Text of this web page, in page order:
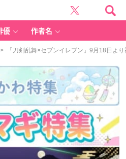
優 作者名
> 「刀剣乱舞×セブンイレブン」9月18日よ